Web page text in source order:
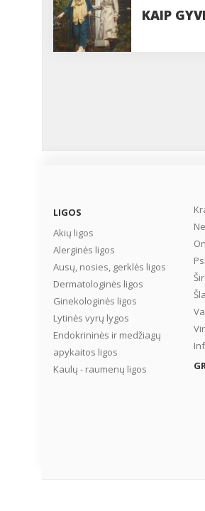
KAIP
LIGOS
Akių ligos
Alerginės ligos
Ausų, nosies, gerklės ligos
Dermatologinės ligos
Ginekologinės ligos
Lytinės vyrų lygos
Endokrininės ir medžiagų
apykaitos ligos
Kaulų - raumenų ligos